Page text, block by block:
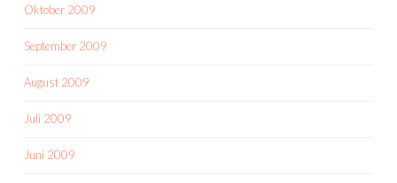
Oktober 2009
September 2009
August 2009
Juli 2009
Juni 2009